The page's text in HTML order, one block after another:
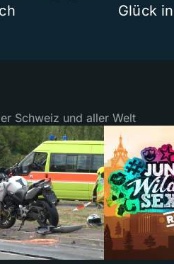
Glück
Schweiz und aller Welt